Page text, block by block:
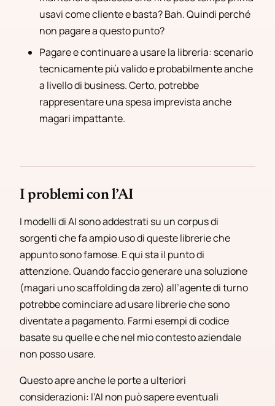
usavi come cliente e basta? Bah. Quindi perché
non pagare a questo punto?
Pagare e continuare a usare la libreria: scenario
tecnicamente più valido e probabilmente anche
a livello di business. Certo, potrebbe
rappresentare una spesa imprevista anche
magari impattante.
I problemi con l’AI
I modelli di AI sono addestrati su un corpus di
sorgenti che fa ampio uso di queste librerie che
appunto sono famose. E qui sta il punto di
attenzione. Quando faccio generare una soluzione
(magari uno scaffolding da zero) all’agente di turno
potrebbe cominciare ad usare librerie che sono
diventate a pagamento. Farmi esempi di codice
basate su quelle e che nel mio contesto aziendale
non posso usare.
Questo apre anche le porte a ulteriori
considerazioni: l’AI non può sapere eventuali